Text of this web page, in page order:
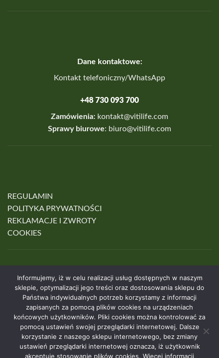
Dane kontaktowe:
Kontakt telefoniczny/WhatsApp
+48 730 093 700
Zamówienia: kontakt@vitilife.com
Sprawy biurowe: biuro@vitilife.com
REGULAMIN
POLITYKA PRYWATNOŚCI
REKLAMACJE I ZWROTY
COOKIES
© 2026 • VitiLife
HOME SKLEP O NAS KONTAKT
Realizacja: Gigaprint.pl
Informujemy, iż w celu realizacji usług dostępnych w naszym
sklepie, optymalizacji jego treści oraz dostosowania sklepu do
Państwa indywidualnych potrzeb korzystamy z informacji
zapisanych za pomocą plików cookies na urządzeniach
końcowych użytkowników. Pliki cookies można kontrolować za
pomocą ustawień swojej przeglądarki internetowej. Dalsze
korzystanie z naszego sklepu internetowego, bez zmiany
ustawień przeglądarki internetowej oznacza, iż użytkownik
akceptuje stosowanie plików cookies. Więcej informacji